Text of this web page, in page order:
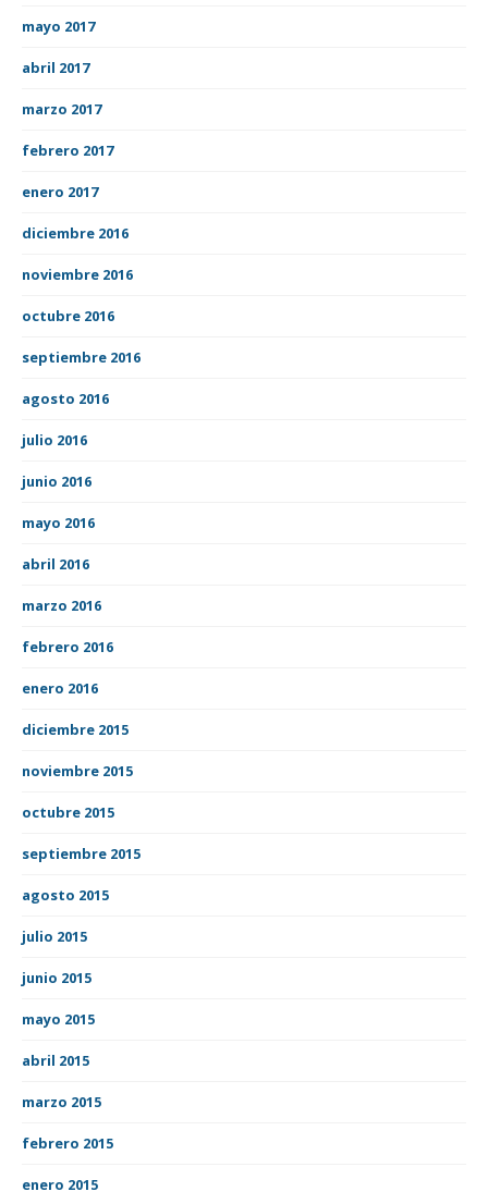
mayo 2017
abril 2017
marzo 2017
febrero 2017
enero 2017
diciembre 2016
noviembre 2016
octubre 2016
septiembre 2016
agosto 2016
julio 2016
junio 2016
mayo 2016
abril 2016
marzo 2016
febrero 2016
enero 2016
diciembre 2015
noviembre 2015
octubre 2015
septiembre 2015
agosto 2015
julio 2015
junio 2015
mayo 2015
abril 2015
marzo 2015
febrero 2015
enero 2015